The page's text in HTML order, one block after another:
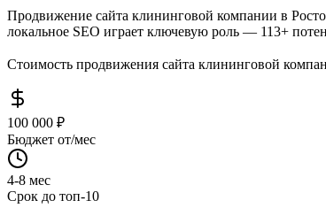
Продвижение сайта клининговой компании в
локальное SEO играет ключевую роль — 113+
Стоимость продвижения сайта клининговой
100 000 ₽
Бюджет от/мес
4-8 мес
Срок до топ-10